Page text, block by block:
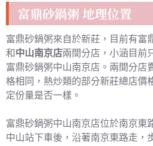
富鼎砂鍋粥 地理位置
富鼎砂鍋粥來自於新莊，目前有富
和中山南京店兩間分店，小涵目前
富鼎砂鍋粥中山南京店。兩間分店
格相同，熱炒類的部分新莊總店價
定份量是否一樣。
富鼎砂鍋粥中山南京店位於南京東
中山站下車後，沿著南京東路走，